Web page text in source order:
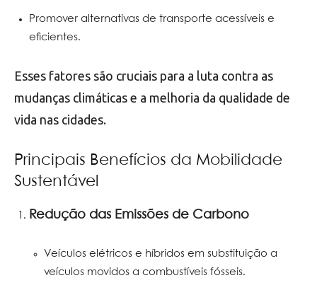
Promover alternativas de transporte acessíveis e
eficientes.
Esses fatores são cruciais para a luta contra as
mudanças climáticas e a melhoria da qualidade de
vida nas cidades.
Principais Benefícios da Mobilidade
Sustentável
Redução das Emissões de Carbono
Veículos elétricos e híbridos em substituição a
veículos movidos a combustíveis fósseis.